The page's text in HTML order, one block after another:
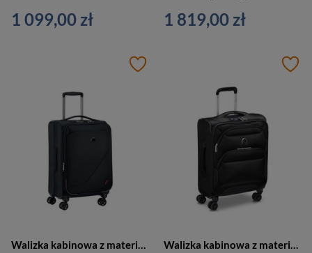
1 099,00 zł 1 819,00 zł
Walizka kabinowa z materiału unisex Delsey New Destination na 4 kółkach mała czarna Walizka kabinowa z materiału unisex Delsey Sky Max 2.0 mała na 4 kółkach czarna